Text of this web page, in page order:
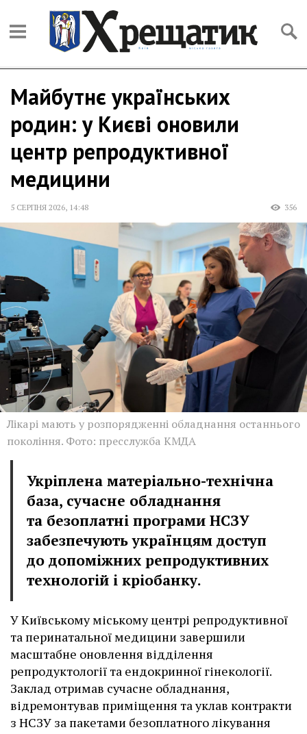
Майбутнє українських
родин: у Києві оновили
центр репродуктивної
медицини
5 СЕРПНЯ 2026, 14:48 356
Лікарі мають у розпорядженні обладнання останнього
покоління. Фото: пресслужба КМДА
Укріплена матеріально-технічна
база, сучасне обладнання
та безоплатні програми НСЗУ
забезпечують українцям доступ
до допоміжних репродуктивних
технологій і кріобанку.
У Київському міському центрі репродуктивної
та перинатальної медицини завершили
масштабне оновлення відділення
репродуктології та ендокринної гінекології.
Заклад отримав сучасне обладнання,
відремонтував приміщення та уклав контракти
з НСЗУ за пакетами безоплатного лікування